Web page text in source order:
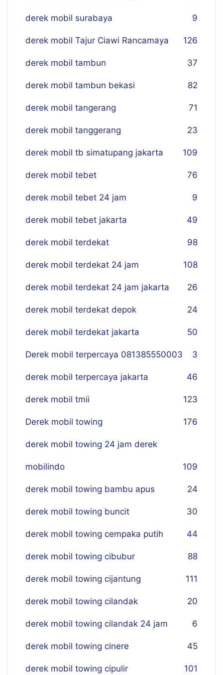
derek mobil surabaya 9
derek mobil Tajur Ciawi Rancamaya 126
derek mobil tambun 37
derek mobil tambun bekasi 82
derek mobil tangerang 71
derek mobil tanggerang 23
derek mobil tb simatupang jakarta 109
derek mobil tebet 76
derek mobil tebet 24 jam 9
derek mobil tebet jakarta 49
derek mobil terdekat 98
derek mobil terdekat 24 jam 108
derek mobil terdekat 24 jam jakarta 26
derek mobil terdekat depok 24
derek mobil terdekat jakarta 50
Derek mobil terpercaya 081385550003 3
derek mobil terpercaya jakarta 46
derek mobil tmii 123
Derek mobil towing 176
derek mobil towing 24 jam derek
mobilindo 109
derek mobil towing bambu apus 24
derek mobil towing buncit 30
derek mobil towing cempaka putih 44
derek mobil towing cibubur 88
derek mobil towing cijantung 111
derek mobil towing cilandak 20
derek mobil towing cilandak 24 jam 6
derek mobil towing cinere 45
derek mobil towing cipulir 101